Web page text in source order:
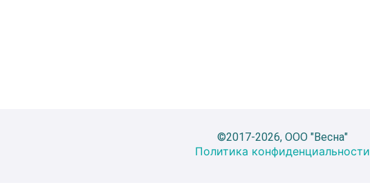
©2017-2026, ООО "Весна"
Политика конфиденциальности